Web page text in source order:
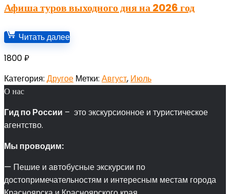
Афиша туров выходного дня на 2026 год
Читать далее
1800₽
Категория: Другое Метки: Август, Июль
О нас
Гид по России – это экскурсионное и туристическое
агентство.
Мы проводим:
— Пешие и автобусные экскурсии по
достопримечательностям и интересным местам города